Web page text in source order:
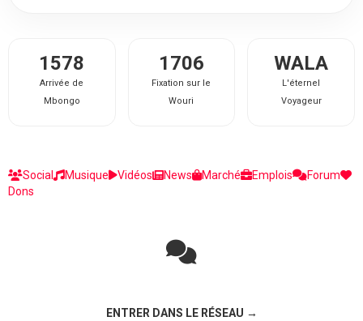
1578
Arrivée de
Mbongo
1706
Fixation sur le
Wouri
WALA
L'éternel
Voyageur
Social Musique Vidéos News Marché Emplois
Forum
Dons
ENTRER DANS LE RÉSEAU →